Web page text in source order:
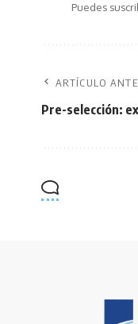
Puedes
ARTÍCULO
Pre-selección: